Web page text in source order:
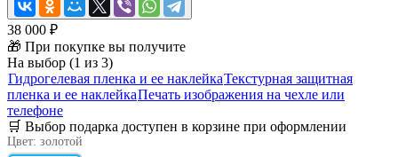
38 000 ₽
🎁 При покупке вы получите
На выбор (1 из 3)
Гидрогелевая пленка и ее наклейкаТекстурная защитная
пленка и ее наклейкаПечать изображения на чехле или
телефоне
🛒 Выбор подарка доступен в корзине при оформлении
Цвет: золотой